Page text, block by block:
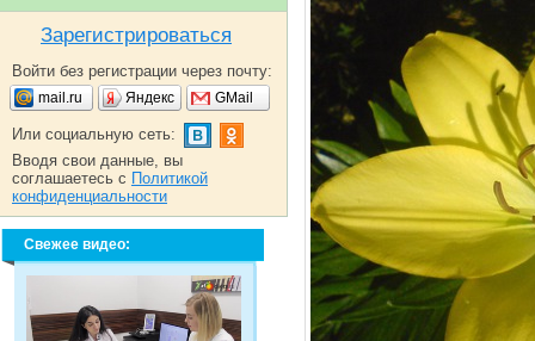
Зарегистрироваться
Войти без регистрации через почту:
mail.ru Яндекс GMail
Или социальную сеть:
Вводя свои данные, вы
соглашаетесь с Политикой
конфиденциальности
Свежее видео: